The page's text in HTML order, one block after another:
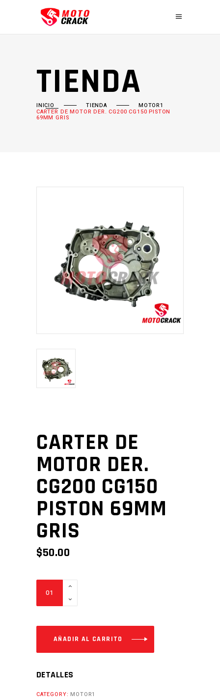
TIENDA
INICIO TIENDA MOTOR1
CARTER DE MOTOR DER. CG200 CG150 PISTON
69MM GRIS
CARTER DE
MOTOR DER.
CG200 CG150
PISTON 69MM
GRIS
$50.00
DER.
CG200
CG150
69MM
GRIS
AÑADIR AL CARRITO
DETALLES
CATEGORY: MOTOR1